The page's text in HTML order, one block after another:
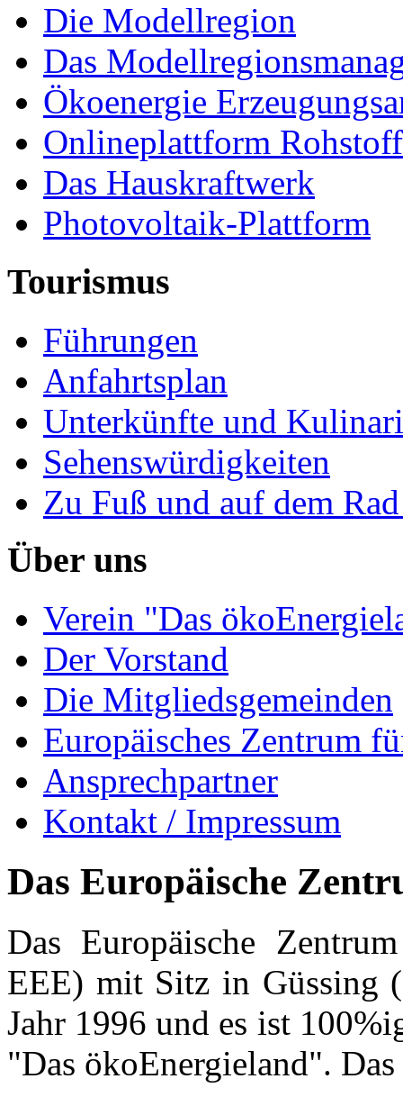
Die Modellregion
Das
Ökoenergie
Onlineplattform
Das Hauskraftwerk
Photovoltaik-Plattform
Tourismus
Führungen
Anfahrtsplan
Unterkünfte und
Sehenswürdigkeiten
Zu Fuß und auf dem
Über uns
Verein "Das
Der Vorstand
Die Mitgliedsgemeinden
Europäisches Zentrum
Ansprechpartner
Kontakt / Impressum
Das Europäische
Das Europäische
EEE) mit Sitz in Güssing
Jahr 1996 und es ist
"Das ökoEnergieland".